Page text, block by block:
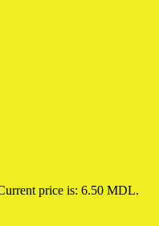
price is: 6.50 MDL.